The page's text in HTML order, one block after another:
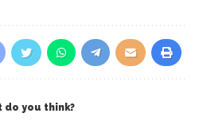
do you think?